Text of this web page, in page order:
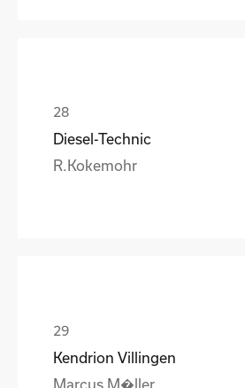
Diesel-Technic
R.Kokemohr
Kendrion Villingen
Marcus M�ller